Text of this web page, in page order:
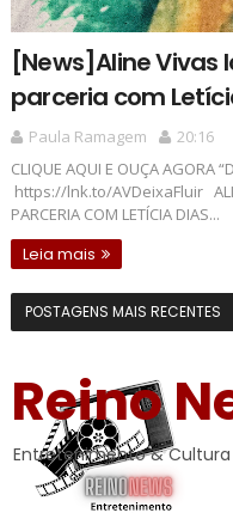
[News]Aline Vivas
parceria com
Paula Ramagem
20:16
CLIQUE AQUI E OUÇA AGORA
https://lnk.to/AVDeixaFluir
PARCERIA COM LETÍCIA DIAS...
Leia mais
POSTAGENS MAIS RECENTES
Reino
Entretenimento & Cultura